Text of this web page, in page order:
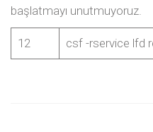
başlatmayı unutmuyoruz.
12 csf -rservice lfd